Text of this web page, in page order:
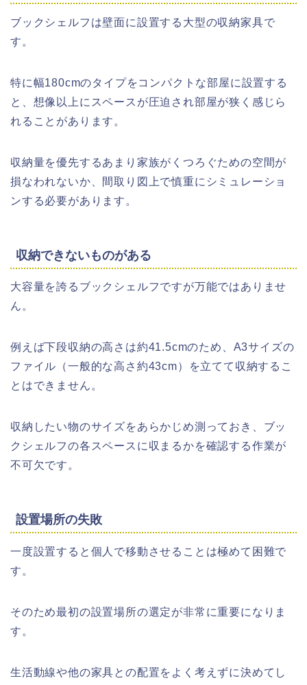
ブックシェルフは壁面に設置する大型の収納家具で
す。
特に幅180cmのタイプをコンパクトな部屋に設置する
と、想像以上にスペースが圧迫され部屋が狭く感じら
れることがあります。
収納量を優先するあまり家族がくつろぐための空間が
損なわれないか、間取り図上で慎重にシミュレーショ
ンする必要があります。
収納できないものがある
大容量を誇るブックシェルフですが万能ではありませ
ん。
例えば下段収納の高さは約41.5cmのため、A3サイズの
ファイル（一般的な高さ約43cm）を立てて収納するこ
とはできません。
収納したい物のサイズをあらかじめ測っておき、ブッ
クシェルフの各スペースに収まるかを確認する作業が
不可欠です。
設置場所の失敗
一度設置すると個人で移動させることは極めて困難で
す。
そのため最初の設置場所の選定が非常に重要になりま
す。
生活動線や他の家具との配置をよく考えずに決めてし